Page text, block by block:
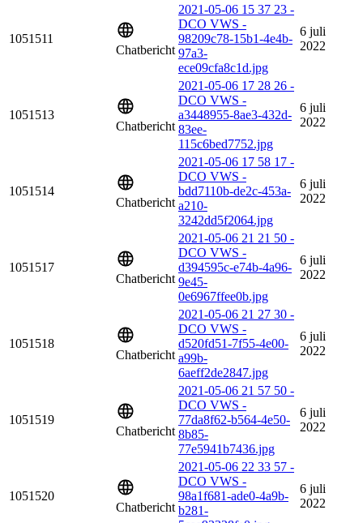
1051511
Chatbericht
2021-05-06 15 37 23 -
DCO VWS -
98209c78-15b1-4e4b-
97a3-
ece09cfa8c1d.jpg
6 juli
2022
1051513
Chatbericht
2021-05-06 17 28 26 -
DCO VWS -
a3448955-8ae3-432d-
83ee-
115c6bed7752.jpg
6 juli
2022
1051514
Chatbericht
2021-05-06 17 58 17 -
DCO VWS -
bdd7110b-de2c-453a-
a210-
3242dd5f2064.jpg
6 juli
2022
1051517
Chatbericht
2021-05-06 21 21 50 -
DCO VWS -
d394595c-e74b-4a96-
9e45-
0e6967ffee0b.jpg
6 juli
2022
1051518
Chatbericht
2021-05-06 21 27 30 -
DCO VWS -
d520fd51-7f55-4e00-
a99b-
6aeff2de2847.jpg
6 juli
2022
1051519
Chatbericht
2021-05-06 21 57 50 -
DCO VWS -
77da8f62-b564-4e50-
8b85-
77e5941b7436.jpg
6 juli
2022
1051520
Chatbericht
2021-05-06 22 33 57 -
DCO VWS -
98a1f681-ade0-4a9b-
b281-
6 juli
2022